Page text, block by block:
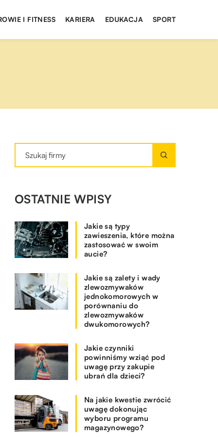
I FITNESS KARIERA EDUKACJA SPORT
OSTATNIE WPISY
Jakie są typy
zawieszenia, które można
zastosować w swoim
aucie?
Jakie są zalety i wady
zlewozmywaków
jednokomorowych w
porównaniu do
zlewozmywaków
dwukomorowych?
Jakie czynniki
powinniśmy wziąć pod
uwagę przy zakupie
ubrań dla dzieci?
Na jakie kwestie zwrócić
uwagę dokonując
wyboru programu
magazynowego?